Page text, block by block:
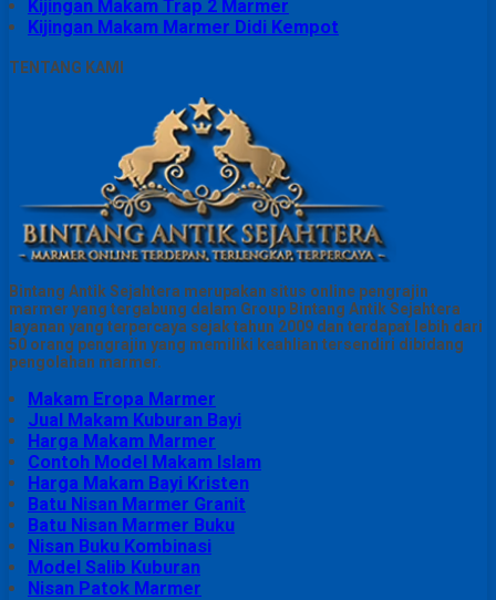
Kijingan Makam Trap 2 Marmer
Kijingan Makam Marmer Didi Kempot
TENTANG KAMI
Bintang Antik Sejahtera merupakan situs online pengrajin
marmer yang tergabung dalam Group Bintang Antik Sejahtera
layanan yang terpercaya sejak tahun 2009 dan terdapat lebih dari
50 orang pengrajin yang memiliki keahlian tersendiri dibidang
pengolahan marmer.
Makam Eropa Marmer
Jual Makam Kuburan Bayi
Harga Makam Marmer
Contoh Model Makam Islam
Harga Makam Bayi Kristen
Batu Nisan Marmer Granit
Batu Nisan Marmer Buku
Nisan Buku Kombinasi
Model Salib Kuburan
Nisan Patok Marmer